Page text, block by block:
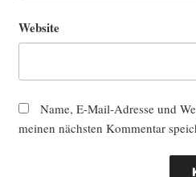
Website
Name, E-Mail-Adresse und
meinen nächsten Kommentar